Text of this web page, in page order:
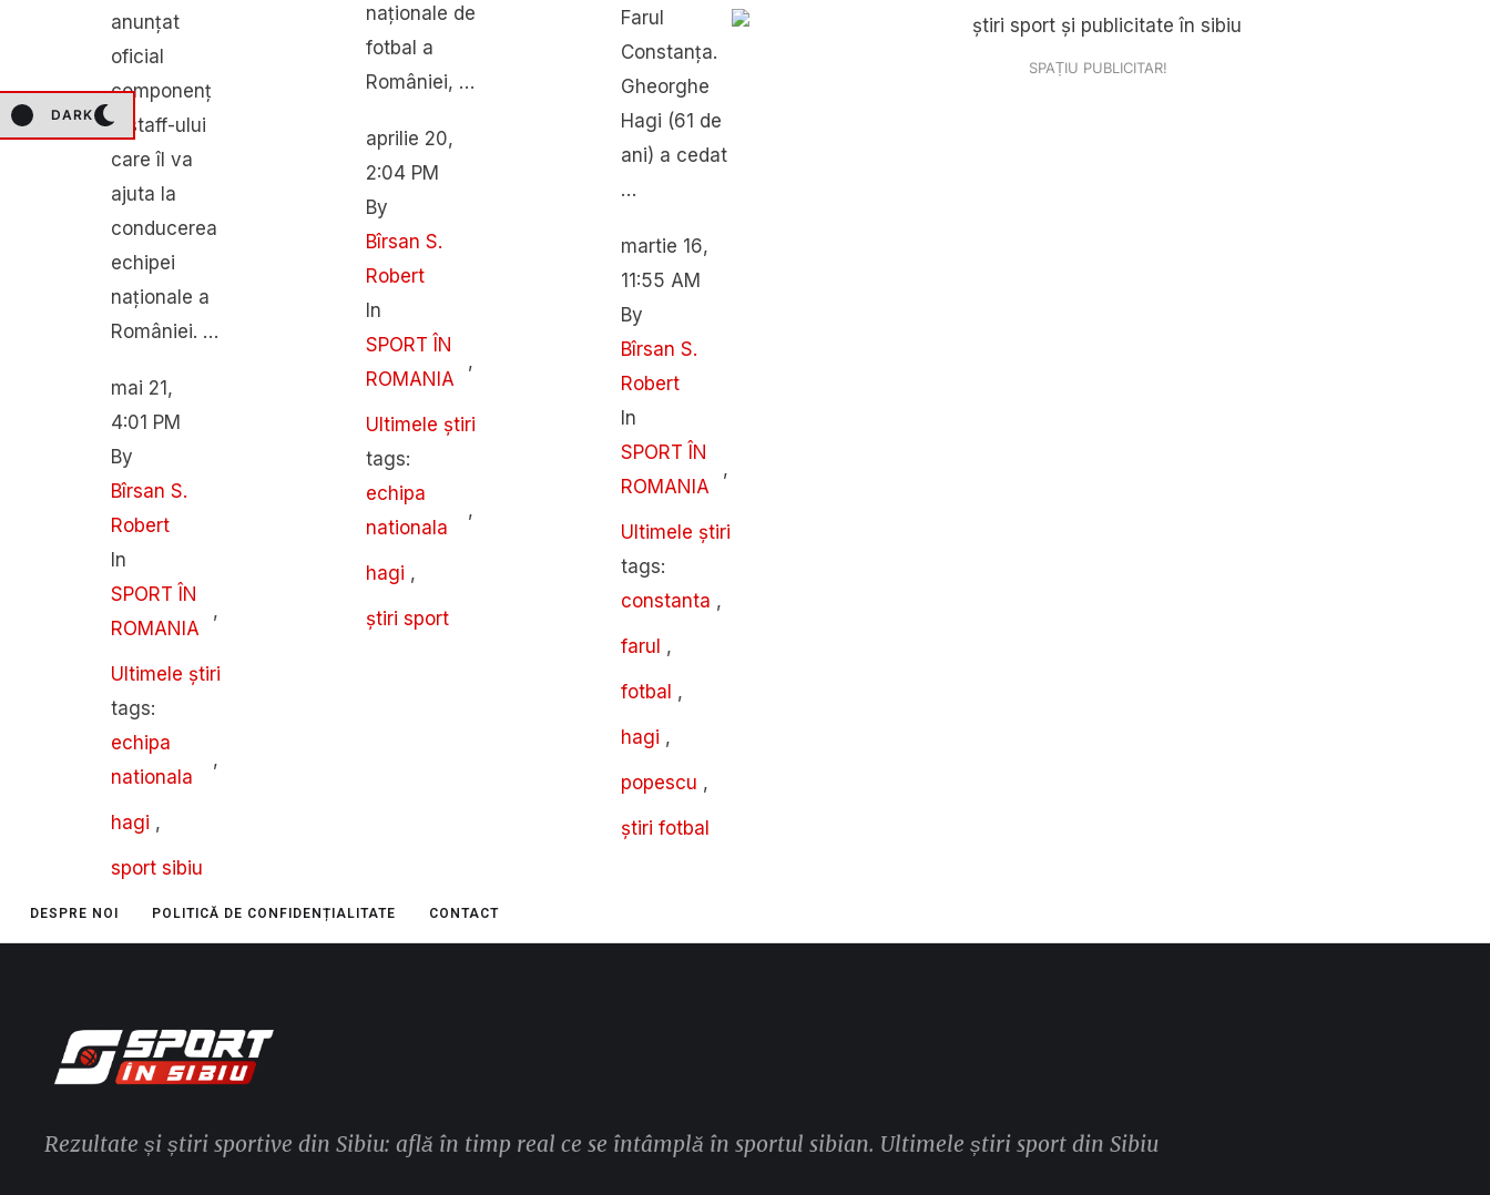
DARK
anunțat
oficial
componenț
a staff-ului
care îl va
ajuta la
conducerea
echipei
naționale a
României. …
mai 21,
4:01 PM
By
Bîrsan S.
Robert
In
SPORT ÎN
ROMANIA
,
Ultimele știri
tags:
echipa
nationala
,
hagi ,
sport sibiu
naționale de
fotbal a
României, …
aprilie 20,
2:04 PM
By
Bîrsan S.
Robert
In
SPORT ÎN
ROMANIA
,
Ultimele știri
tags:
echipa
nationala
,
hagi ,
știri sport
Farul
Constanța.
Gheorghe
Hagi (61 de
ani) a cedat
…
martie 16,
11:55 AM
By
Bîrsan S.
Robert
In
SPORT ÎN
ROMANIA
,
Ultimele știri
tags:
constanta ,
farul ,
fotbal ,
hagi ,
popescu ,
știri fotbal
SPAȚIU PUBLICITAR!
DESPRE NOI POLITICĂ DE CONFIDENȚIALITATE CONTACT
Rezultate și știri sportive din Sibiu: află în timp real ce se întâmplă în sportul sibian. Ultimele știri sport din Sibiu